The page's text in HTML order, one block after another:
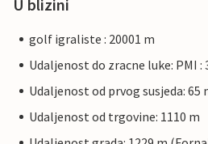
U blizini
golf igraliste : 20001 m
Udaljenost do zracne luke: PMI :
Udaljenost od prvog susjeda: 65
Udaljenost od trgovine: 1110 m